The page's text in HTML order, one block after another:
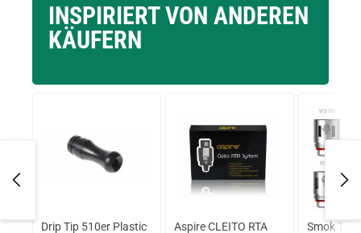
INSPIRIERT VON ANDEREN
KÄUFERN
Drip Tip 510er Plastic
Aspire CLEITO RTA
Smok